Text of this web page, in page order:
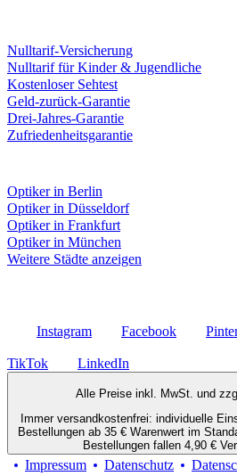
Nulltarif-Versicherung
Nulltarif für Kinder & Jugendliche
Kostenloser Sehtest
Geld-zurück-Garantie
Drei-Jahres-Garantie
Zufriedenheitsgarantie
Optiker in Berlin
Optiker in Düsseldorf
Optiker in Frankfurt
Optiker in München
Weitere Städte anzeigen
Instagram Facebook
TikTok LinkedIn
Alle Preise inkl. MwSt. und
Immer versandkostenfrei: individuelle
Bestellungen ab 35 € Warenwert im
Bestellungen fallen 4,90 €
Impressum Datenschutz